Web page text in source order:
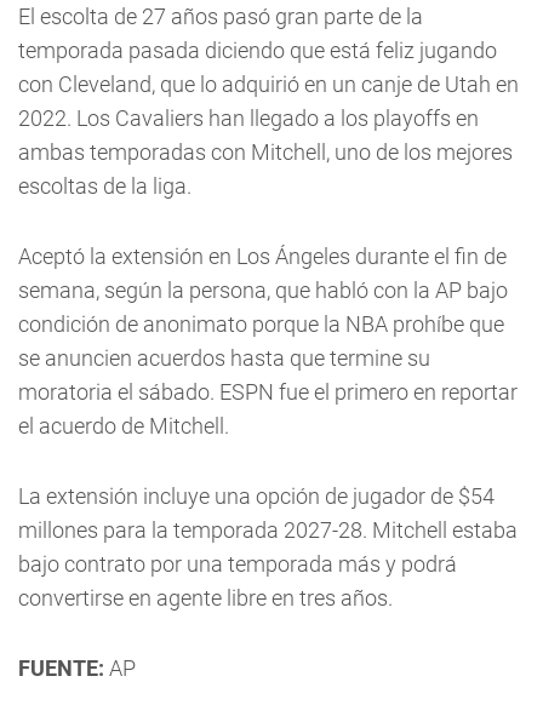
El escolta de 27 años pasó gran parte de la
temporada pasada diciendo que está feliz jugando
con Cleveland, que lo adquirió en un canje de Utah en
2022. Los Cavaliers han llegado a los playoffs en
ambas temporadas con Mitchell, uno de los mejores
escoltas de la liga.
Aceptó la extensión en Los Ángeles durante el fin de
semana, según la persona, que habló con la AP bajo
condición de anonimato porque la NBA prohíbe que
se anuncien acuerdos hasta que termine su
moratoria el sábado. ESPN fue el primero en reportar
el acuerdo de Mitchell.
La extensión incluye una opción de jugador de $54
millones para la temporada 2027-28. Mitchell estaba
bajo contrato por una temporada más y podrá
convertirse en agente libre en tres años.
FUENTE: AP